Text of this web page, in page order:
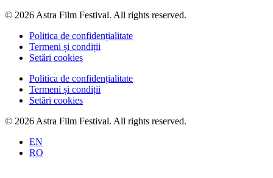
© 2026 Astra Film Festival. All rights reserved.
Politica de confidențialitate
Termeni și condiții
Setări cookies
Politica de confidențialitate
Termeni și condiții
Setări cookies
© 2026 Astra Film Festival. All rights reserved.
EN
RO